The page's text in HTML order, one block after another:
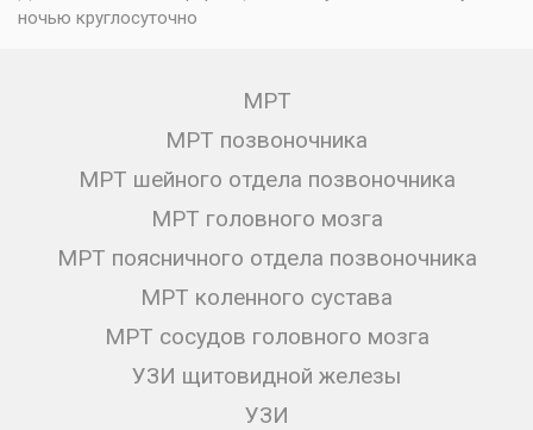
ночью круглосуточно
МРТ
МРТ позвоночника
МРТ шейного отдела позвоночника
МРТ головного мозга
МРТ поясничного отдела позвоночника
МРТ коленного сустава
МРТ сосудов головного мозга
УЗИ щитовидной железы
УЗИ